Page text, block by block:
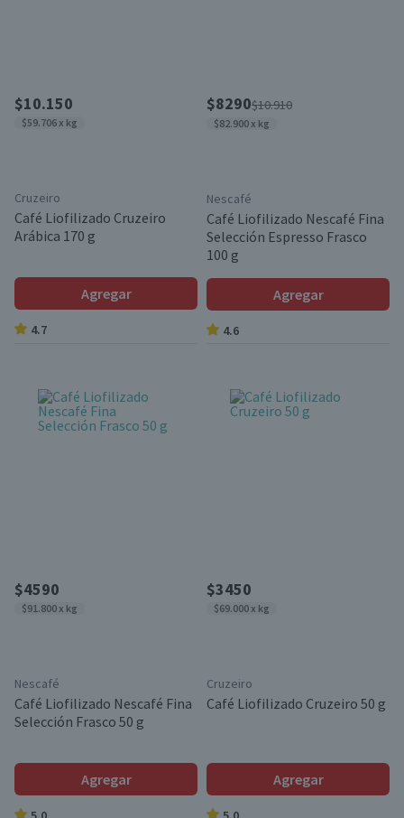
$10.150
$59.706 x kg
Cruzeiro
Café Liofilizado Cruzeiro
Arábica 170 g
Agregar
4.7
$8290$10.910
$82.900 x kg
Nescafé
Café Liofilizado Nescafé Fina
Selección Espresso Frasco
100 g
Agregar
4.6
$4590
$91.800 x kg
Nescafé
Café Liofilizado Nescafé Fina
Selección Frasco 50 g
Agregar
$3450
$69.000 x kg
Cruzeiro
Café Liofilizado Cruzeiro 50 g
Agregar